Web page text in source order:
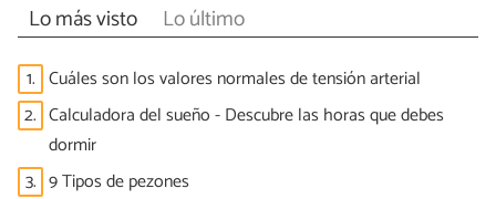
Lo más visto Lo último
1. Cuáles son los valores normales de tensión arterial
2. Calculadora del sueño - Descubre las horas que debes
dormir
3. 9 Tipos de pezones